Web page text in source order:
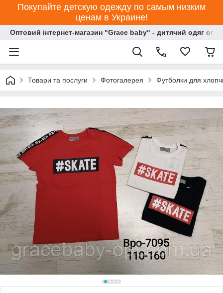
Покупайте детскую одежду по самым низким
ценам в Украине!
Оптовий інтернет-магазин "Grace baby" - дитячий одяг
Товари та послуги Фотогалерея Футболки для